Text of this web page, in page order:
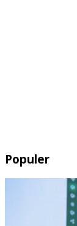
Populer